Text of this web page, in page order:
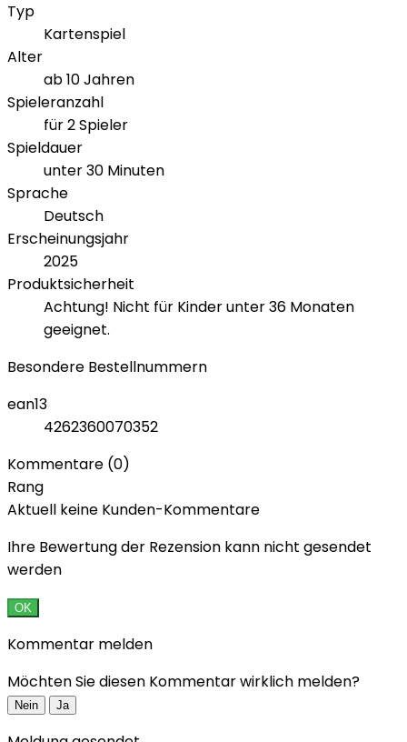
Typ
Kartenspiel
Alter
ab 10 Jahren
Spieleranzahl
für 2 Spieler
Spieldauer
unter 30 Minuten
Sprache
Deutsch
Erscheinungsjahr
2025
Produktsicherheit
Achtung! Nicht für Kinder unter 36 Monaten
geeignet.
Besondere Bestellnummern
ean13
4262360070352
Kommentare (0)
Rang
Aktuell keine Kunden-Kommentare
Ihre Bewertung der Rezension kann nicht gesendet
werden
OK
Kommentar melden
Möchten Sie diesen Kommentar wirklich melden?
Nein Ja